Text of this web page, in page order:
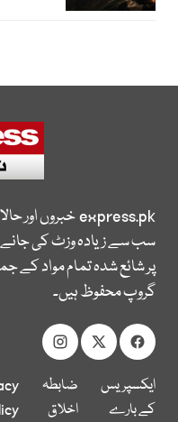
express.pkخبروں اور
سب سے زیادہ وزٹ کی
پر شائع شدہ تمام مواد کے
گروپ محفوظ ہیں۔
ایکسپریس
کے بارے
ضابطہ
اخلاق